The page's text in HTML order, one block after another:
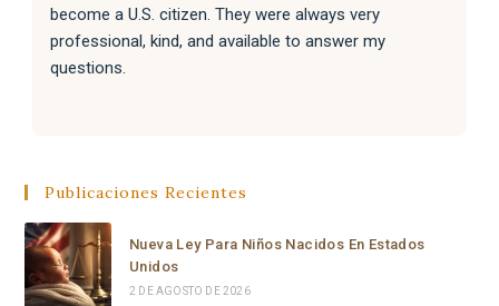
become a U.S. citizen. They were always very
professional, kind, and available to answer my
questions.
I sincerely recommend the law office of Carolina
Curbelo to anyone who needs help with immigration
matters. Thank you so much for your support and
dedication.
Publicaciones Recientes
Nueva Ley Para Niños Nacidos En Estados
Unidos
2 DE AGOSTO DE 2026